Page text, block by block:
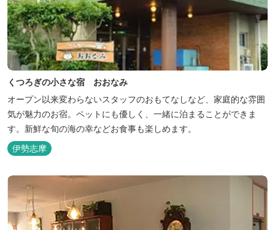
くつろぎの小さな宿 おおなみ
オープン以来変わらないスタッフのおもてなしなど、家庭的な雰囲
気が魅力のお宿。ペットにも優しく、一緒に泊まることができま
す。新鮮な旬の海の幸などお食事も楽しめます。
伊勢志摩